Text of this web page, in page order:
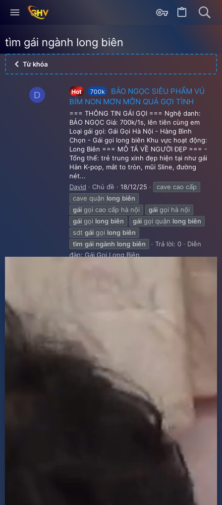
tìm gái ngành long biên
Từ khóa
D Hot 700k
BẢO NGỌC SIÊU PHẨM VÚ
BÍM NON MƠN MỠN QUÁ GỢI TÌNH
=== THÔNG TIN GÁI GỌI === Nghệ danh:
BẢO NGỌC Giá: 700k/1s, lên tiên cùng em
Loại gái gọi: Gái Gọi Hà Nội - Hàng Bình
Chọn - Gái gọi long biên Khu vực hoạt động:
Long Biên === MÔ TẢ VỀ NGƯỜI ĐẸP === -
Tổng thể: trẻ trung xinh đẹp hiện tại như gái
Hàn K-pop, mắt to tròn, mũi Sline, đường
nét...
David
Chủ đề 18/12/25
cave cao cấp
cave quận long biên
gái gọi cao cấp hà nội gái gọi hà nội
gái gọi long biên gái gọi quận long biên
sdt gái gọi long biên
tìm gái ngành long biên Trả lời: 0
Diễn
đàn: Gái Gọi Long Biên